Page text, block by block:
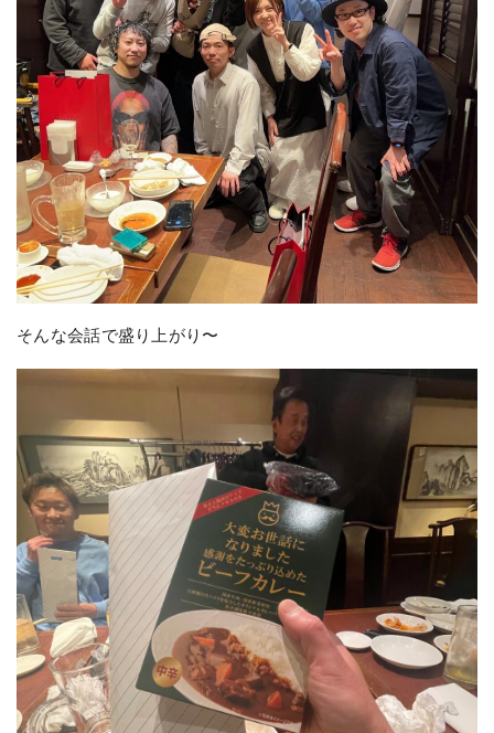
そんな会話で盛り上がり〜